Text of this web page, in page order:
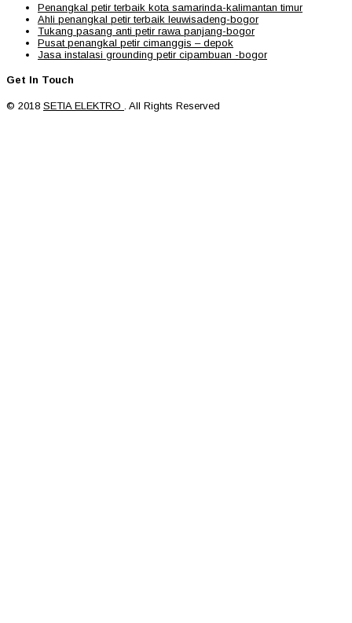
Penangkal petir terbaik kota samarinda-kalimantan timur
Ahli penangkal petir terbaik leuwisadeng-bogor
Tukang pasang anti petir rawa panjang-bogor
Pusat penangkal petir cimanggis – depok
Jasa instalasi grounding petir cipambuan -bogor
Get In Touch
© 2018 SETIA ELEKTRO . All Rights Reserved